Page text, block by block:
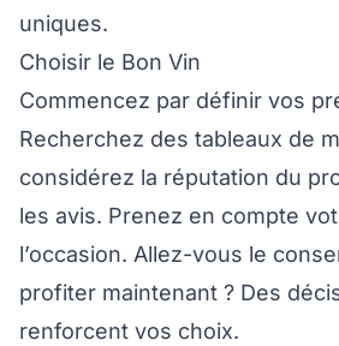
uniques.
Choisir le Bon Vin
Commencez par définir vos
Recherchez des tableaux de
considérez la réputation du
les avis. Prenez en compte
l’occasion. Allez-vous le
profiter maintenant ? Des
renforcent vos choix.